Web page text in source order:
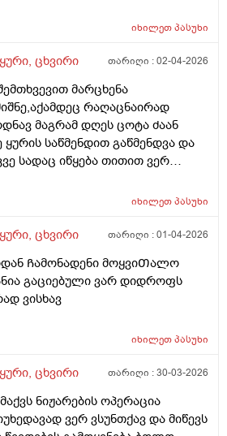
იხილეთპასუხი
ცხვირი თარიღი :02-04-2026
მარცხენა
რაღაცნაირად
მაგრამ დღეს ცოტა ძაან
ყურის საწმენდით გაწმენდვა და
სადაც იწყება თითით ვერ
ფერის ნადები მოყვებოდა
მაქვს,აქ წავიკითხე რაღაც და
ამრკივდა თუ აქამდეც
შეხევისას ძაან
და გაღიზიანდა,მაქვს
მაგრამ ნერწყვის ყლაპვისას
მტკივა,ვაბრალებ
დავიბანე და მერე რამოდენიმე
რომ თავი
ექიმთან ვერ მივდივარ
იხილეთპასუხი
ცხვირი თარიღი :01-04-2026
Ჩამონადენი მოყვიᲗალო
გაციებული ვარ დიდროფს
ვისხავ
იხილეთპასუხი
ცხვირი თარიღი :30-03-2026
ნიჟარების ოპერაცია
ვერ ვსუნთქავ და მიწევს